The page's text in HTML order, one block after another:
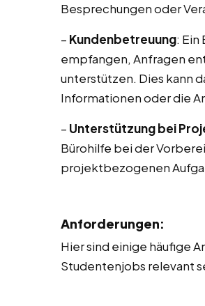
Besprechungen oder
– Kundenbetreuung: Ein
empfangen, Anfragen
unterstützen. Dies kann
Informationen oder die
– Unterstützung bei
Bürohilfe bei der
projektbezogenen
Anforderungen:
Hier sind einige häufige
Studentenjobs relevant